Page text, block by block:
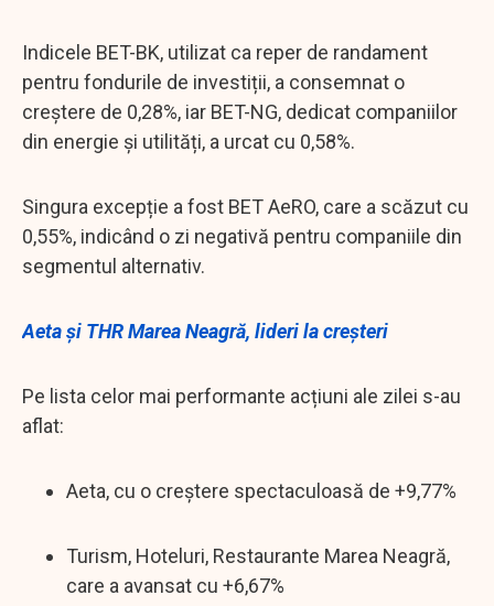
Indicele BET-BK, utilizat ca reper de randament
pentru fondurile de investiții, a consemnat o
creștere de 0,28%, iar BET-NG, dedicat companiilor
din energie și utilități, a urcat cu 0,58%.
Singura excepție a fost BET AeRO, care a scăzut cu
0,55%, indicând o zi negativă pentru companiile din
segmentul alternativ.
Aeta și THR Marea Neagră, lideri la creșteri
Pe lista celor mai performante acțiuni ale zilei s-au
aflat:
Aeta, cu o creștere spectaculoasă de +9,77%
Turism, Hoteluri, Restaurante Marea Neagră,
care a avansat cu +6,67%